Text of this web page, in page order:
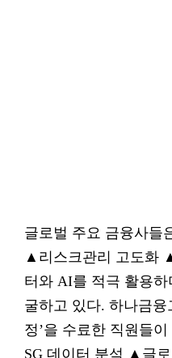
글로벌 주요 금융사들
▲리스크관리 고도화
터와 AI를 적극 활용
굴하고 있다. 하나금융
정’을 수료한 직원들
SG 데이터 분석 ▲글